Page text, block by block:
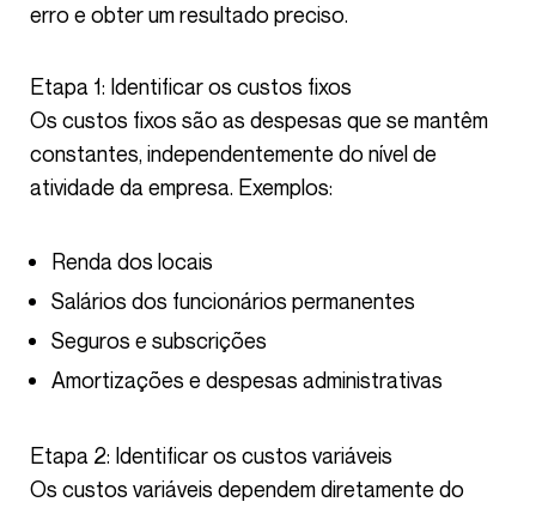
erro e obter um resultado preciso.
Etapa 1: Identificar os custos fixos
Os custos fixos são as despesas que se mantêm
constantes, independentemente do nível de
atividade da empresa. Exemplos:
Renda dos locais
Salários dos funcionários permanentes
Seguros e subscrições
Amortizações e despesas administrativas
Etapa 2: Identificar os custos variáveis
Os custos variáveis dependem diretamente do